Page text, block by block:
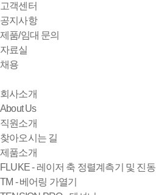
고객센터
공지사항
제품/임대 문의
자료실
채용
회사소개
About Us
직원소개
찾아오시는 길
제품소개
FLUKE - 레이저 축 정렬계측기 및 진동
TM - 베어링 가열기